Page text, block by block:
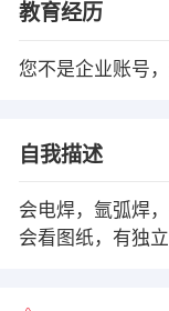
教育经历
您不是企业账号
自我描述
会电焊，氩弧焊
会看图纸，有独立